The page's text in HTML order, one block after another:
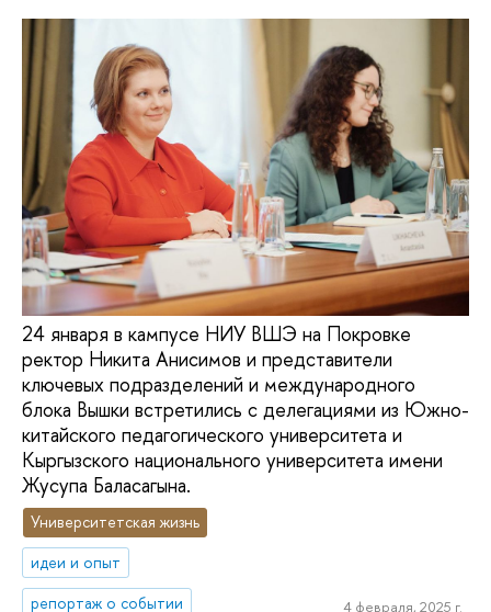
24 января в кампусе НИУ ВШЭ на Покровке
ректор Никита Анисимов и представители
ключевых подразделений и международного
блока Вышки встретились с делегациями из Южно-
китайского педагогического университета и
Кыргызского национального университета имени
Жусупа Баласагына.
Университетская жизнь
идеи и опыт
репортаж о событии
4 февраля, 2025 г.